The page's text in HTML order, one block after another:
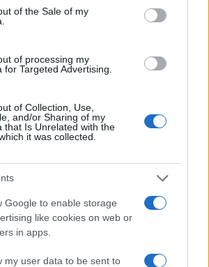
of the Sale of my
of processing my
for Targeted Advertising.
of Collection, Use,
and/or Sharing of my
that Is Unrelated with the
it was collected.
Google to enable storage
like cookies on web or
in apps.
my user data to be sent to
de la Universidad de La
celebración
Rioja despidió a 60…